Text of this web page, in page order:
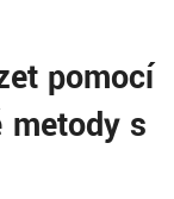
pomocí
metody s